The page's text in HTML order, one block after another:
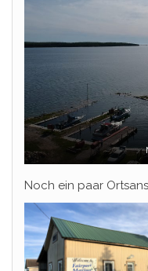
Noch ein paar